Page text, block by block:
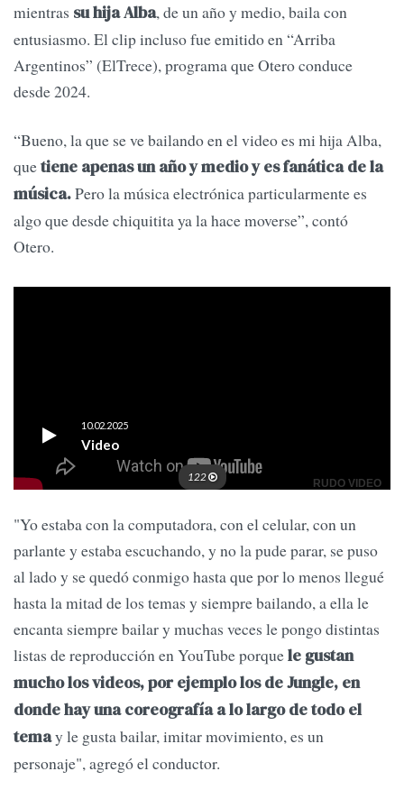
mientras su hija Alba, de un año y medio, baila con
entusiasmo. El clip incluso fue emitido en “Arriba
Argentinos” (ElTrece), programa que Otero conduce
desde 2024.
“Bueno, la que se ve bailando en el video es mi hija Alba,
quetiene apenas un año y medio y es fanática de la
música.Pero la música electrónica particularmente es
algo que desde chiquitita ya la hace moverse”, contó
Otero.
"Yo estaba con la computadora, con el celular, con un
parlante y estaba escuchando, y no la pude parar, se puso
al lado y se quedó conmigo hasta que por lo menos llegué
hasta la mitad de los temas y siempre bailando, a ella le
encanta siempre bailar y muchas veces le pongo distintas
listas de reproducción en YouTube porquele gustan
mucho los videos, por ejemplo los de Jungle, en
donde hay una coreografía a lo largo de todo el
temay le gusta bailar, imitar movimiento, es un
personaje", agregó el conductor.